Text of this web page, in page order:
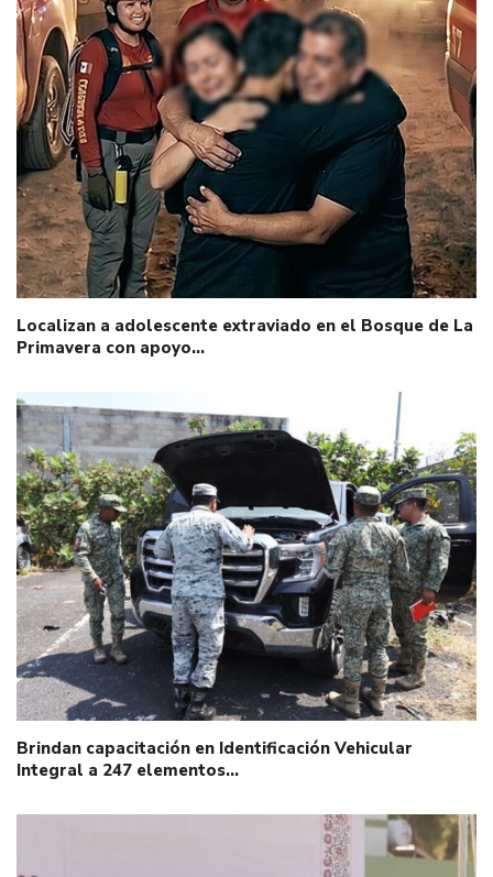
Localizan a adolescente extraviado en el Bosque de La
Primavera con apoyo…
Brindan capacitación en Identificación Vehicular
Integral a 247 elementos…